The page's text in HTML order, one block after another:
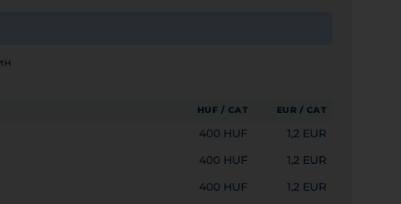
HUF / САТ EUR / САТ
400 HUF
1,2 EUR
400 HUF
1,2 EUR
400 HUF 1,2 EUR